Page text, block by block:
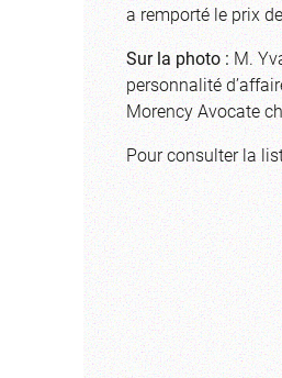
a remporté le prix
Sur la photo :M.
personnalité
Morency Avocate
Pour consulter la